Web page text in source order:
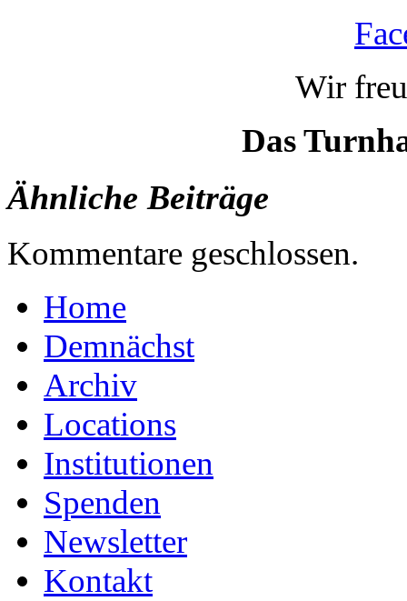
Wir
Das
Ähnliche Beiträge
Kommentare geschlossen.
Home
Demnächst
Archiv
Locations
Institutionen
Spenden
Newsletter
Kontakt